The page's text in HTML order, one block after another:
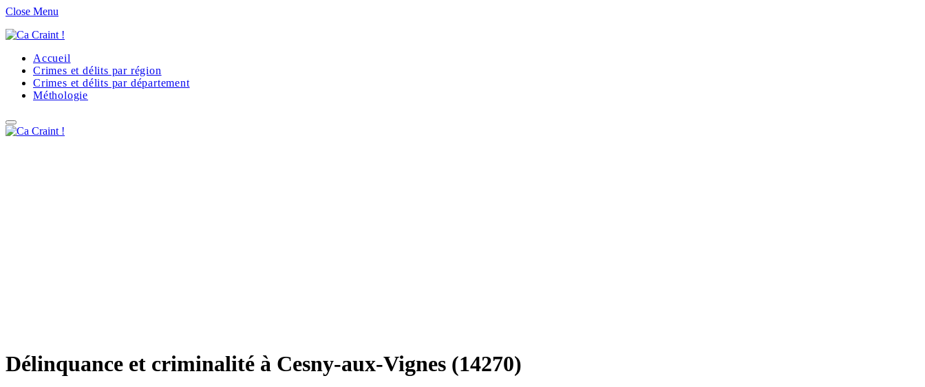
Close Menu
Accueil
Crimes et délits par région
Crimes et délits par département
Méthologie
Délinquance et criminalité à Cesny-aux-Vignes (14270)